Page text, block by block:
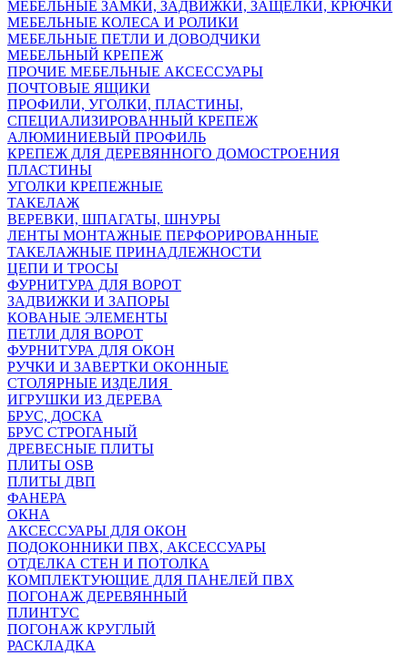
МЕБЕЛЬНЫЕ ЗАМКИ, ЗАДВИЖКИ, ЗАЩЕЛКИ, КРЮЧКИ
МЕБЕЛЬНЫЕ КОЛЕСА И РОЛИКИ
МЕБЕЛЬНЫЕ ПЕТЛИ И ДОВОДЧИКИ
МЕБЕЛЬНЫЙ КРЕПЕЖ
ПРОЧИЕ МЕБЕЛЬНЫЕ АКСЕССУАРЫ
ПОЧТОВЫЕ ЯЩИКИ
ПРОФИЛИ, УГОЛКИ, ПЛАСТИНЫ,
СПЕЦИАЛИЗИРОВАННЫЙ КРЕПЕЖ
АЛЮМИНИЕВЫЙ ПРОФИЛЬ
КРЕПЕЖ ДЛЯ ДЕРЕВЯННОГО ДОМОСТРОЕНИЯ
ПЛАСТИНЫ
УГОЛКИ КРЕПЕЖНЫЕ
ТАКЕЛАЖ
ВЕРЕВКИ, ШПАГАТЫ, ШНУРЫ
ЛЕНТЫ МОНТАЖНЫЕ ПЕРФОРИРОВАННЫЕ
ТАКЕЛАЖНЫЕ ПРИНАДЛЕЖНОСТИ
ЦЕПИ И ТРОСЫ
ФУРНИТУРА ДЛЯ ВОРОТ
ЗАДВИЖКИ И ЗАПОРЫ
КОВАНЫЕ ЭЛЕМЕНТЫ
ПЕТЛИ ДЛЯ ВОРОТ
ФУРНИТУРА ДЛЯ ОКОН
РУЧКИ И ЗАВЕРТКИ ОКОННЫЕ
СТОЛЯРНЫЕ ИЗДЕЛИЯ
ИГРУШКИ ИЗ ДЕРЕВА
БРУС, ДОСКА
БРУС СТРОГАНЫЙ
ДРЕВЕСНЫЕ ПЛИТЫ
ПЛИТЫ OSB
ПЛИТЫ ДВП
ФАНЕРА
ОКНА
АКСЕССУАРЫ ДЛЯ ОКОН
ПОДОКОННИКИ ПВХ, АКСЕССУАРЫ
ОТДЕЛКА СТЕН И ПОТОЛКА
КОМПЛЕКТУЮЩИЕ ДЛЯ ПАНЕЛЕЙ ПВХ
ПОГОНАЖ ДЕРЕВЯННЫЙ
ПЛИНТУС
ПОГОНАЖ КРУГЛЫЙ
РАСКЛАДКА